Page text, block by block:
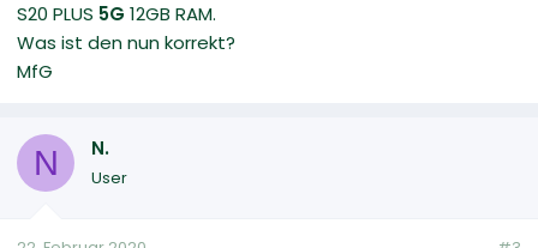
S20 PLUS 5G 12GB RAM.
Was ist den nun korrekt?
MfG
N N.
User